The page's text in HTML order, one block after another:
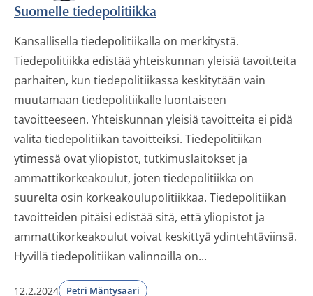
Suomelle tiedepolitiikka
Kansallisella tiedepolitiikalla on merkitystä.
Tiedepolitiikka edistää yhteiskunnan yleisiä tavoitteita
parhaiten, kun tiedepolitiikassa keskitytään vain
muutamaan tiedepolitiikalle luontaiseen
tavoitteeseen. Yhteiskunnan yleisiä tavoitteita ei pidä
valita tiedepolitiikan tavoitteiksi. Tiedepolitiikan
ytimessä ovat yliopistot, tutkimuslaitokset ja
ammattikorkeakoulut, joten tiedepolitiikka on
suurelta osin korkeakoulupolitiikkaa. Tiedepolitiikan
tavoitteiden pitäisi edistää sitä, että yliopistot ja
ammattikorkeakoulut voivat keskittyä ydintehtäviinsä.
Hyvillä tiedepolitiikan valinnoilla on...
12.2.2024 Petri Mäntysaari